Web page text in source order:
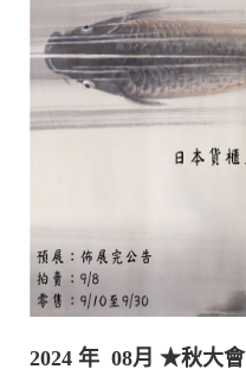
2024 年 08月 ★秋大會